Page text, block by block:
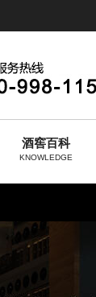
酒窖百科
KNOWLEDGE